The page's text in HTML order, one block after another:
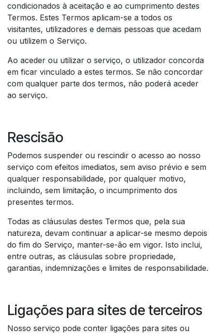
condicionados à aceitação e ao cumprimento destes
Termos. Estes Termos aplicam-se a todos os
visitantes, utilizadores e demais pessoas que acedam
ou utilizem o Serviço. ​
Ao aceder ou utilizar o serviço, o utilizador concorda
em ficar vinculado a estes termos. Se não concordar
com qualquer parte dos termos, não poderá aceder
ao serviço.​
Rescisão​
Podemos suspender ou rescindir o acesso ao nosso
serviço com efeitos imediatos, sem aviso prévio e sem
qualquer responsabilidade, por qualquer motivo,
incluindo, sem limitação, o incumprimento dos
presentes termos. ​
Todas as cláusulas destes Termos que, pela sua
natureza, devam continuar a aplicar-se mesmo depois
do fim do Serviço, manter-se-ão em vigor. Isto inclui,
entre outras, as cláusulas sobre propriedade,
garantias, indemnizações e limites de responsabilidade.​
Ligações para sites de terceiros​
Nosso serviço pode conter ligações para sites ou